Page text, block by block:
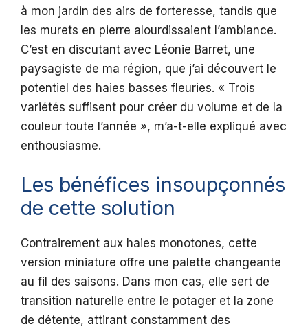
à mon jardin des airs de forteresse, tandis que
les murets en pierre alourdissaient l’ambiance.
C’est en discutant avec Léonie Barret, une
paysagiste de ma région, que j’ai découvert le
potentiel des haies basses fleuries. « Trois
variétés suffisent pour créer du volume et de la
couleur toute l’année », m’a-t-elle expliqué avec
enthousiasme.
Les bénéfices insoupçonnés
de cette solution
Contrairement aux haies monotones, cette
version miniature offre une palette changeante
au fil des saisons. Dans mon cas, elle sert de
transition naturelle entre le potager et la zone
de détente, attirant constamment des